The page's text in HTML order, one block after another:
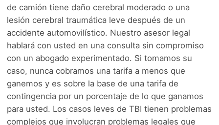
de camión tiene daño cerebral moderado o una
lesión cerebral traumática leve después de un
accidente automovilístico. Nuestro asesor legal
hablará con usted en una consulta sin compromiso
con un abogado experimentado. Si tomamos su
caso, nunca cobramos una tarifa a menos que
ganemos y es sobre la base de una tarifa de
contingencia por un porcentaje de lo que ganamos
para usted. Los casos leves de TBI tienen problemas
complejos que involucran problemas legales que